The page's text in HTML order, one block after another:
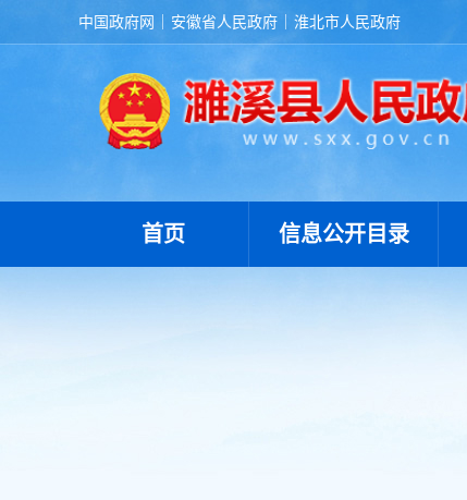
中国政府网 安徽省人民政府 淮北市人民政府
首页 信息公开目录